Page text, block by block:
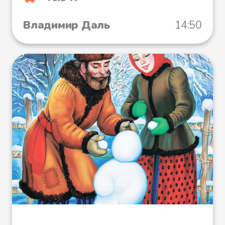
Лиса заохала, слезла с печи, а
как за дверь вышла, откуда и
прыть взялась! Вскарабкалась на
полку и ну починать кадочку;
ела, ела, всю верхушку съела,
досыта наелась; закрыла
кадочку ветошкой, прикрыла
кружком, заложила камешком,
все прибрала, как у Медведя
было, и воротилась в избу как ни
в чем не бывало.
Владимир Даль
14:50